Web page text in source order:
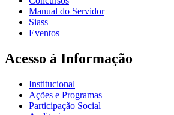
Manual do Servidor
Siass
Eventos
Acesso à Informação
Institucional
Ações e Programas
Participação Social